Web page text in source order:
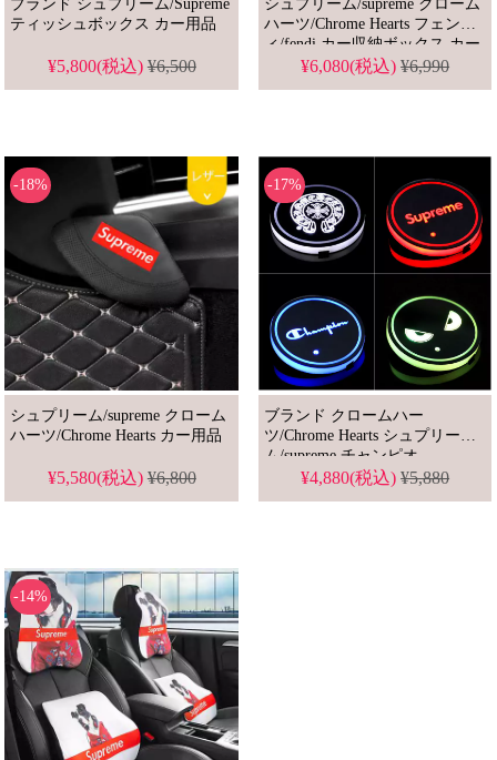
ブランド シュプリーム/Supreme
ティッシュボックス カー用品
¥5,800(税込)¥6,500
シュプリーム/supreme クローム
ハーツ/Chrome Hearts フェンデ
ィ/fendi カー収納ボックス カー
¥6,080(税込)¥6,990
-18%
シュプリーム/supreme クローム
ハーツ/Chrome Hearts カー用品
¥5,580(税込)¥6,800
-17%
ブランド クロームハー
ツ/Chrome Hearts シュプリー
ム/supreme チャンピオ
ン/champion カー用品
¥4,880(税込)¥5,880
-14%